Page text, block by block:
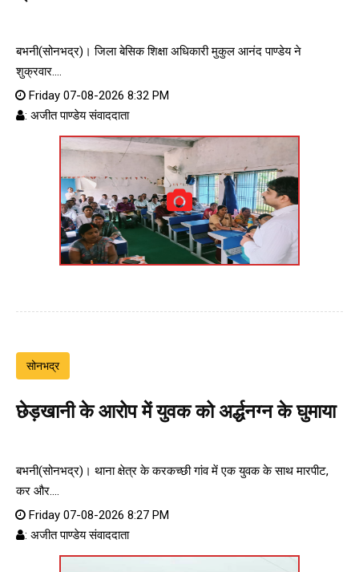
बभनी(सोनभद्र)। जिला बेसिक शिक्षा अधिकारी मुकुल आनंद पाण्डेय ने
शुक्रवार....
Friday 07-08-2026 8:32 PM
: अजीत पाण्डेय संवाददाता
सोनभद्र
छेड़खानी के आरोप में युवक को अर्द्धनग्न के घुमाया
बभनी(सोनभद्र)। थाना क्षेत्र के करकच्छी गांव में एक युवक के साथ मारपीट,
कर और....
Friday 07-08-2026 8:27 PM
: अजीत पाण्डेय संवाददाता